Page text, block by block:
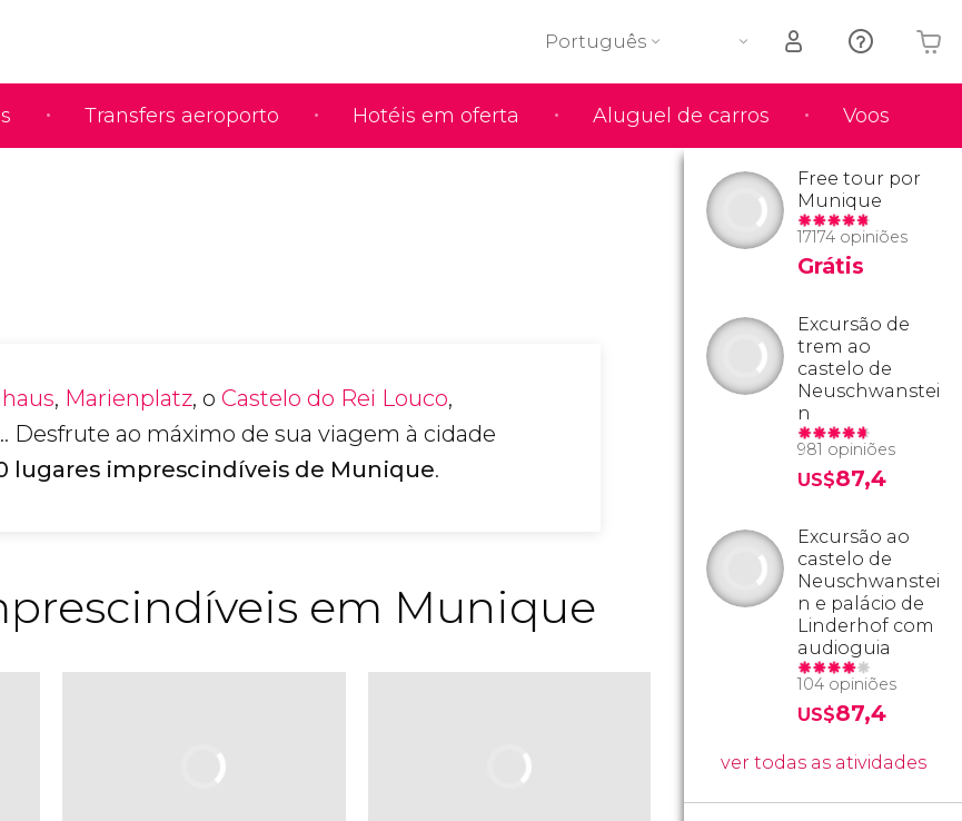
Transfers aeroporto Hotéis em oferta Aluguel de carros Voos
Português
O seu carrinho está vazio
, Marienplatz, o Castelo do Rei Louco,
Desfrute ao máximo de sua viagem à cidade
lugares imprescindíveis de Munique.
em Munique
Free tour por
Munique
17174 opiniões
Grátis
Excursão de
trem ao
castelo de
Neuschwanstei
n
981 opiniões
US$87,4
Excursão ao
castelo de
Neuschwanstei
n e palácio de
Linderhof com
audioguia
104 opiniões
US$87,4
ver todas as atividades